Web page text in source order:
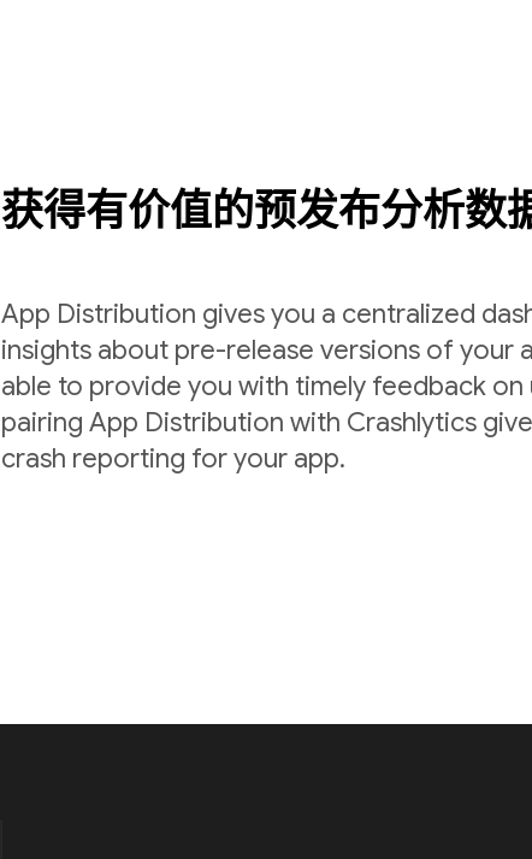
获得有价值的预发布分析数
App Distribution gives you a centralized
insights about pre-release versions of your
able to provide you with timely feedback on
pairing App Distribution with Crashlytics
crash reporting for your app.